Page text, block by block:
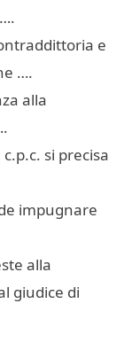
e
….
alla
si precisa
impugnare
alla
giudice di